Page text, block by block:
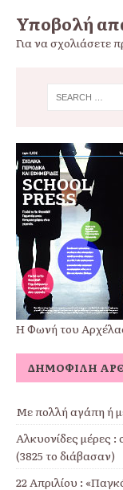
Υποβολή
Για να σχολιάσετε
Η Φωνή του
ΔΗΜΟΦΙΛΉ
Με πολλή αγάπη ή
Αλκυονίδες μέρες :
(3825 το διάβασαν)
22 Απριλίου :